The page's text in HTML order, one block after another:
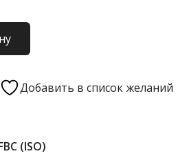
Добавить в список желаний
(ISO)